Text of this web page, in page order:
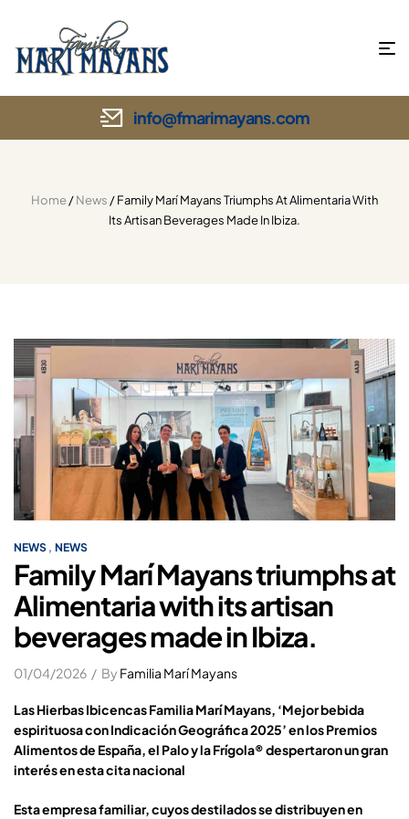
info@fmarimayans.com
Home/News / Family Marí Mayans Triumphs At Alimentaria With
Its Artisan Beverages Made In Ibiza.
NEWS , NEWS
Family Marí Mayans triumphs at
Alimentaria with its artisan
beverages made in Ibiza.
01/04/2026 By Familia Marí Mayans
Las Hierbas Ibicencas Familia Marí Mayans, ‘Mejor bebida
espirituosa con Indicación Geográfica 2025’ en los Premios
Alimentos de España, el Palo y la Frígola® despertaron un gran
interés en esta cita nacional
Esta empresa familiar, cuyos destilados se distribuyen en